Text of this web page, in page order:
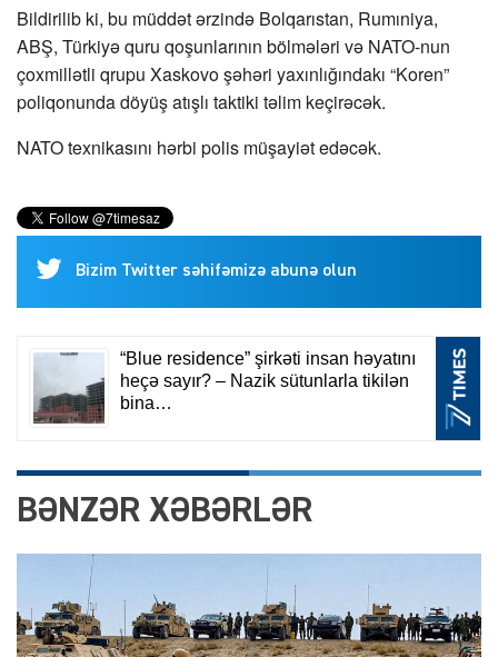
Bildirilib ki, bu müddət ərzində Bolqarıstan, Rumıniya,
ABŞ, Türkiyə quru qoşunlarının bölmələri və NATO-nun
çoxmillətli qrupu Xaskovo şəhəri yaxınlığındakı “Koren”
poliqonunda döyüş atışlı taktiki təlim keçirəcək.
NATO texnikasını hərbi polis müşayiət edəcək.
Bizim Twitter səhifəmizə abunə olun
BƏNZƏR XƏBƏRLƏR